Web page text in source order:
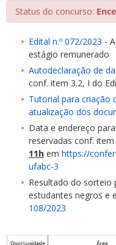
Status do concurso:
Edital n.º 072/2023 -
estágio remunerado
Autodeclaração de
conf. item 3.2, I do
Tutorial para criação
atualização dos
Data e endereço
reservadas conf. item
11h em https://
ufabc-3
Resultado do sorteio
estudantes negros e
108/2023